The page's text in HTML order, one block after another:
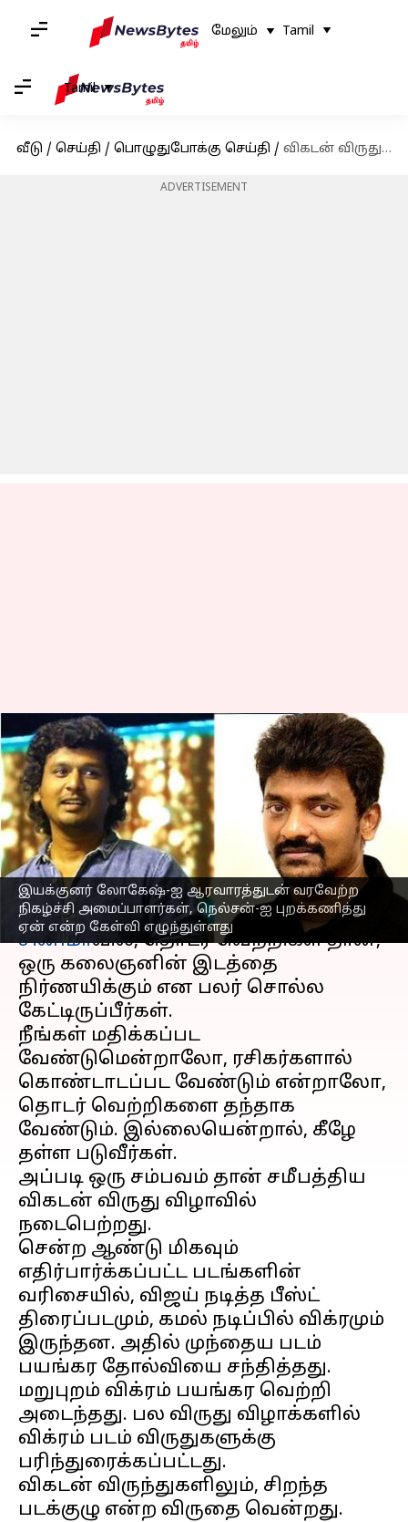
மேலும் Tamil
Tamil
வீடு / செய்தி / பொழுதுபோக்கு செய்தி / விகடன் விருதுகள் விழாவில் புறக்கணிக்கப்பட்டாரா இயக்குனர் நெல்சன்?
ADVERTISEMENT
இயக்குனர் லோகேஷ்-ஐ ஆரவாரத்துடன் வரவேற்ற
நிகழ்ச்சி அமைப்பாளர்கள், நெல்சன்-ஐ புறக்கணித்து
ஏன் என்ற கேள்வி எழுந்துள்ளது
விகடன் விருதுகள்
விழாவில்
புறக்கணிக்கப்பட்டாரா
இயக்குனர் நெல்சன்?
எழுதியவர் Venkatalakshmi V Mar 31, 2023 11:30 am
செய்தி முன்னோட்டம்
சினிமாவில், தொடர் வெற்றிகள் தான்,
ஒரு கலைஞனின் இடத்தை
நிர்ணயிக்கும் என பலர் சொல்ல
கேட்டிருப்பீர்கள்.
நீங்கள் மதிக்கப்பட
வேண்டுமென்றாலோ, ரசிகர்களால்
கொண்டாடப்பட வேண்டும் என்றாலோ,
தொடர் வெற்றிகளை தந்தாக
வேண்டும். இல்லையென்றால், கீழே
தள்ள படுவீர்கள்.
அப்படி ஒரு சம்பவம் தான் சமீபத்திய
விகடன் விருது விழாவில்
நடைபெற்றது.
சென்ற ஆண்டு மிகவும்
எதிர்பார்க்கப்பட்ட படங்களின்
வரிசையில், விஜய் நடித்த பீஸ்ட்
திரைப்படமும், கமல் நடிப்பில் விக்ரமும்
இருந்தன. அதில் முந்தைய படம்
பயங்கர தோல்வியை சந்தித்தது.
மறுபுறம் விக்ரம் பயங்கர வெற்றி
அடைந்தது. பல விருது விழாக்களில்
விக்ரம் படம் விருதுகளுக்கு
பரிந்துரைக்கப்பட்டது.
விகடன் விருந்துகளிலும், சிறந்த
படக்குழு என்ற விருதை வென்றது.